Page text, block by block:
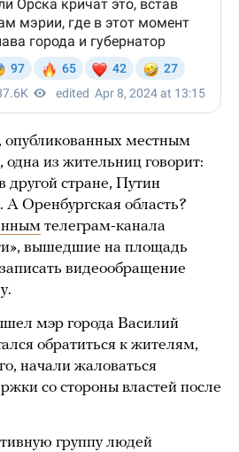
опубликованных местным
из жительниц говорит:
другой стране, Путин
А Оренбургская область?
телеграм-канала
вышедшие на площадь
видеообращение
мэр города Василий
обратиться к жителям,
начали жаловаться
со стороны властей после
группу людей